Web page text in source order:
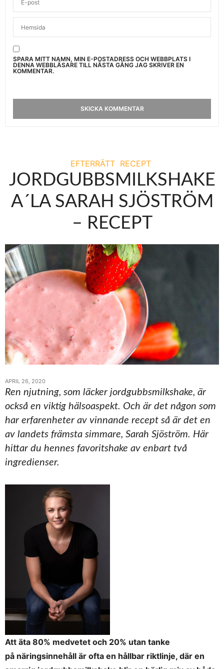
SPARA MITT NAMN, MIN E-POSTADRESS OCH WEBBPLATS I
DENNA WEBBLÄSARE TILL NÄSTA GÅNG JAG SKRIVER EN
KOMMENTAR.
EFTERRÄTT RECEPT
JORDGUBBSMILKSHAKE
A´LA SARAH SJÖSTRÖM
– RECEPT
APRIL 26, 2020
Ren njutning, som läcker jordgubbsmilkshake, är
också en viktig hälsoaspekt. Och är det någon som
har erfarenheter av vinnande recept så är det en
av landets främsta simmare, Sarah Sjöström. Här
hittar du hennes favoritshake av enbart två
ingredienser.
Att äta 80% medvetet och 20% utan tanke
på näringsinnehåll är ofta en hållbar riktlinje, där en